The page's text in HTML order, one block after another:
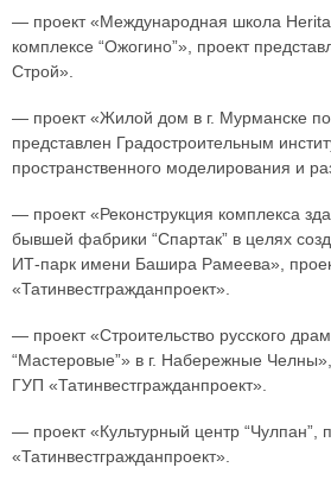
— проект «Международная школа
комплексе “Ожогино”», проект
Строй».
— проект «Жилой дом в г. Мурманске
представлен Градостроительным
пространственного моделирования и
— проект «Реконструкция комплекса
бывшей фабрики “Спартак” в целях
ИТ-парк имени Башира Рамеева»,
«Татинвестгражданпроект».
— проект «Строительство русского
“Мастеровые”» в г. Набережные
ГУП «Татинвестгражданпроект».
— проект «Культурный центр “Чулпан”,
«Татинвестгражданпроект».